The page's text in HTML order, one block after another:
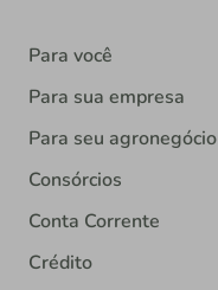
Para você
Para sua empresa
Para seu agronegócio
Consórcios
Conta Corrente
Crédito